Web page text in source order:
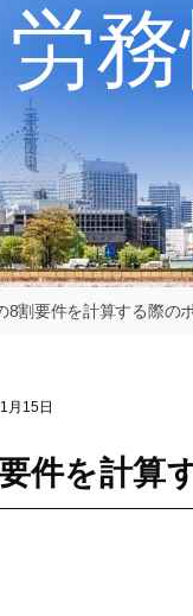
労
8割要件を計算する際の
月15日
件を計算